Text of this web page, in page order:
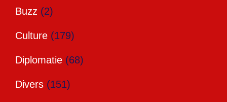
Buzz (2)
Culture (179)
Diplomatie (68)
Divers (151)